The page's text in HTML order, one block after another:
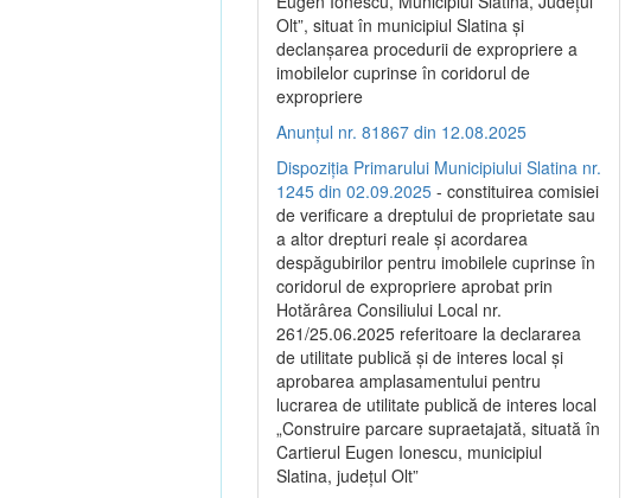
Olt”, situat în municipiul Slatina și
declanșarea procedurii de expropriere a
imobilelor cuprinse în coridorul de
expropriere
Anunțul nr. 81867 din 12.08.2025
Dispoziția Primarului Municipiului Slatina nr.
1245 din 02.09.2025 - constituirea comisiei
de verificare a dreptului de proprietate sau
a altor drepturi reale și acordarea
despăgubirilor pentru imobilele cuprinse în
coridorul de expropriere aprobat prin
Hotărârea Consiliului Local nr.
261/25.06.2025 referitoare la declararea
de utilitate publică și de interes local și
aprobarea amplasamentului pentru
lucrarea de utilitate publică de interes local
„Construire parcare supraetajată, situată în
Cartierul Eugen Ionescu, municipiul
Slatina, județul Olt”